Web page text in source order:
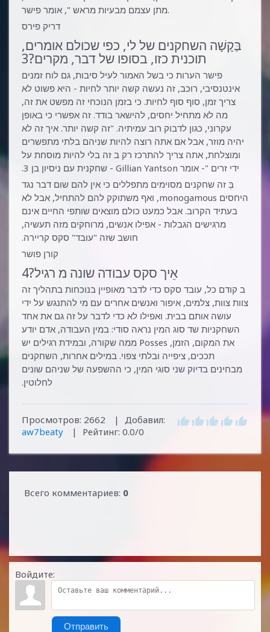
מתן עצמם מבעיות מראש ", אומר פישר.
דריק פירס
בַּקָשָׁה השחקנים של לי, כפי שכולם אומרים,
תוכנית כזו, בסופו של דבר, מקרים?3
פישר הערות כי בשל האמור לעיל סיבות, גם לוח זמנים
אינטנסיבי, רוכב, זה נעשה קשה יותר לחיות - היא פשוט לא
צריך זמן, סוף סוף לחיות. כי בזמן הנוכחי זה מפשט את זה,
מה לא מתחיל יחסים, להישאר בודד. זה אפשרי כי באופן
עקרוני, כגון לדבוק רוב עמיתיה. "זה קשה יותר. איך זה לא
יהיה מוזר, אבל אם אתה רוצה להיות שניהם בלתי מתפשרים
ומוצלחת, אתה צריך להתרכז רק ב זה בלי להיות מוסחת על
ידי זרים "- אומר Gillian Yantson - שחקנית עם ניסיון בן 3.
בְּ זה שחקנים מסוימים מתפללים כי אין להם שום דבר נגד
היחסים monogamous, ואף משתוקק להם להתחיל, אבל לא
בעתיד הקרוב. אבל כמעט כולם מוצאים שותפי החיים אינם
מרגישים הגבלות - אפילו אנשים, מרוחקים מזה תעשיה,
חושב שזה "עובד" סקס קריירה.
קורן פושר
אֵיך סקס עבודה שונה מ רגיל?4
ב קודם כל, עובד סקס כדי לדבר מאופיין בנוכחות בתהליך זה
צוות צוות, צלמים, איפור ואנשים אחרים עם מי להתנגש על ידי
עושה אותם בבית. ואפילו לא כדי לדבר על זה גם את אחד
השחקניות שד סוג המין נראה סודי: במין העבודה, אדם יודע
את המקום, הזמן, Posses ממה שקורה, ובמידת רגילים יש
תככים, ציפייה ובלתי צפוי. במילים אחרות, השחקנים
מבחינים בדיוק שני סוגי המין, כי ההשפעה של שניהם שונים
לחלוטין.
Просмотров: 2662 | Добавил:
aw7beaty
| Рейтинг: 0.0/0
Всего комментариев: 0
Войдите:
Отправить